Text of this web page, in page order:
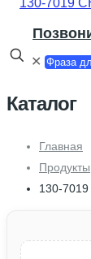
✕
Каталог
Главная
Продукты
130-7019